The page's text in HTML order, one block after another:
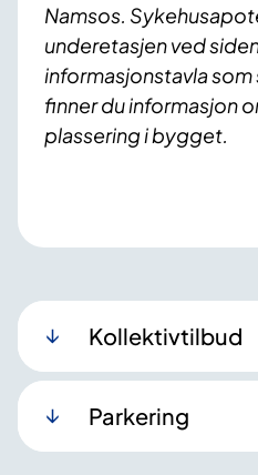
Namsos.
underetasjen ved
informasjonstavla
finner du informasjon
plassering i bygget.
Kollektivtilbud
Parkering